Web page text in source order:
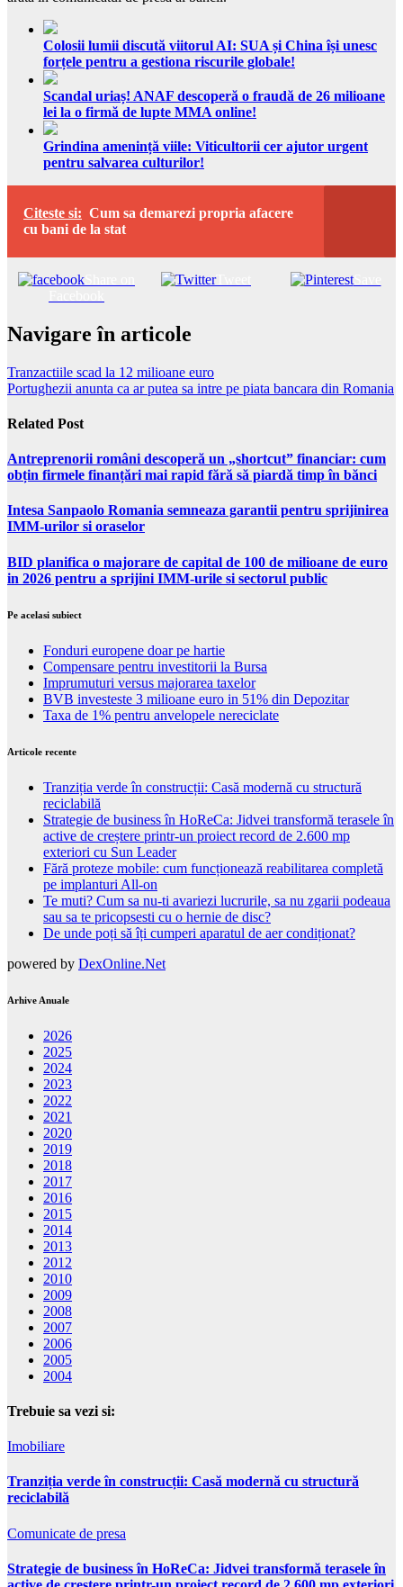
Colosii lumii discută viitorul AI: SUA și China își unesc
forțele pentru a gestiona riscurile globale!
Scandal uriaș! ANAF descoperă o fraudă de 26 milioane
lei la o firmă de lupte MMA online!
Grindina amenință viile: Viticultorii cer ajutor urgent
pentru salvarea culturilor!
Citeste si: Cum sa demarezi propria afacere
cu bani de la stat
Tweet Save
Navigare în articole
Tranzactiile scad la 12 milioane euro
Portughezii anunta ca ar putea sa intre pe piata bancara din Romania
Related Post
Antreprenorii români descoperă un „shortcut” financiar: cum
obțin firmele finanțări mai rapid fără să piardă timp în bănci
Intesa Sanpaolo Romania semneaza garantii pentru sprijinirea
IMM-urilor si oraselor
BID planifica o majorare de capital de 100 de milioane de euro
in 2026 pentru a sprijini IMM-urile si sectorul public
Pe acelasi subiect
Fonduri europene doar pe hartie
Compensare pentru investitorii la Bursa
Imprumuturi versus majorarea taxelor
BVB investeste 3 milioane euro in 51% din Depozitar
Taxa de 1% pentru anvelopele nereciclate
Articole recente
Tranziția verde în construcții: Casă modernă cu structură
reciclabilă
Strategie de business în HoReCa: Jidvei transformă terasele în
active de creștere printr-un proiect record de 2.600 mp
exteriori cu Sun Leader
Fără proteze mobile: cum funcționează reabilitarea completă
pe implanturi All-on
Te muti? Cum sa nu-ti avariezi lucrurile, sa nu zgarii podeaua
sau sa te pricopsesti cu o hernie de disc?
De unde poți să îți cumperi aparatul de aer condiționat?
powered by DexOnline.Net
Arhive Anuale
2026
2025
2024
2023
2022
2021
2020
2019
2018
2017
2016
2015
2014
2013
2012
2010
2009
2008
2007
2006
2005
2004
Trebuie sa vezi si:
Imobiliare
Tranziția verde în construcții: Casă modernă cu structură
reciclabilă
Comunicate de presa
Strategie de business în HoReCa: Jidvei transformă terasele în